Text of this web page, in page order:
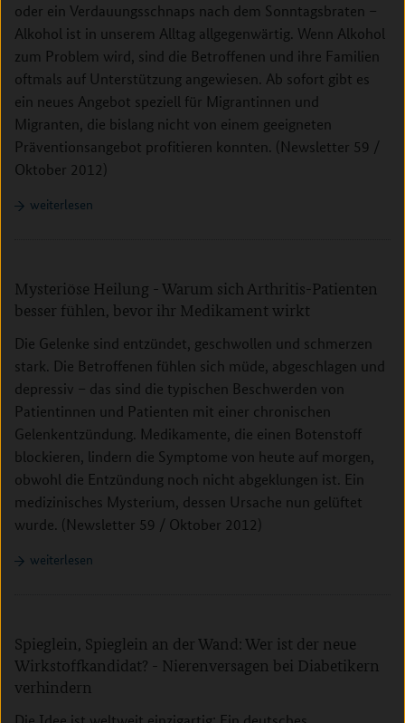
oder ein Verdauungsschnaps nach dem Sonntagsbraten –
Alkohol ist in unserem Alltag allgegenwärtig. Wenn Alkohol
zum Problem wird, sind die Betroffenen und ihre Familien
oftmals auf Unterstützung angewiesen. Ab sofort gibt es
ein neues Angebot speziell für Migrantinnen und
Migranten, die bislang nicht von einem geeigneten
Präventionsangebot profitieren konnten. (Newsletter 59 /
Oktober 2012)
weiterlesen
Mysteriöse Heilung - Warum sich Arthritis-Patienten
besser fühlen, bevor ihr Medikament wirkt
Die Gelenke sind entzündet, geschwollen und schmerzen
stark. Die Betroffenen fühlen sich müde, abgeschlagen und
depressiv – das sind die typischen Beschwerden von
Patientinnen und Patienten mit einer chronischen
Gelenkentzündung. Medikamente, die einen Botenstoff
blockieren, lindern die Symptome von heute auf morgen,
obwohl die Entzündung noch nicht abgeklungen ist. Ein
medizinisches Mysterium, dessen Ursache nun gelüftet
wurde. (Newsletter 59 / Oktober 2012)
weiterlesen
Spieglein, Spieglein an der Wand: Wer ist der neue
Wirkstoffkandidat? - Nierenversagen bei Diabetikern
verhindern